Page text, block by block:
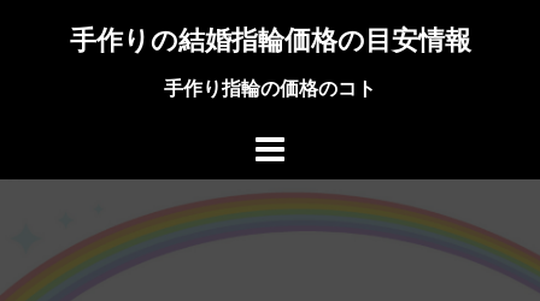
へ
手作りの結婚指輪価格の目安情報
手作り指輪の価格のコト